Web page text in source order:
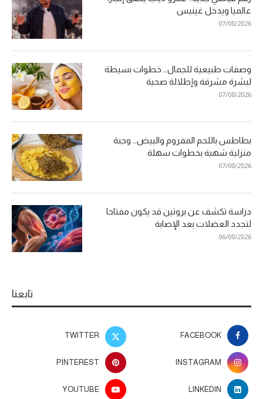
عالميا ويدخل غينيس
07/08/2026
وصفات طبيعية للجمال… خطوات بسيطة
لبشرة مشرقة وإطلالة صحية
07/08/2026
بطاطس باللحم المفروم والبيض… وجبة
منزلية شهية بخطوات سهلة
07/08/2026
دراسة تكشف عن بروتين قد يكون مفتاحا
لتجدد العضلات بعد الإصابة
06/08/2026
تابعنا
FACEBOOK
TWITTER
INSTAGRAM
PINTEREST
LINKEDIN
YOUTUBE